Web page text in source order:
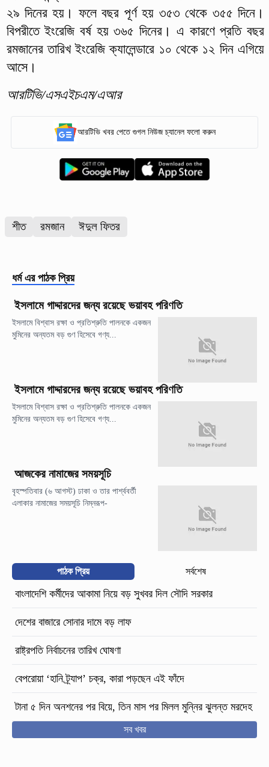
২৯ দিনের হয়। ফলে বছর পূর্ণ হয় ৩৫৩ থেকে ৩৫৫ দিনে।
বিপরীতে ইংরেজি বর্ষ হয় ৩৬৫ দিনের। এ কারণে প্রতি বছর
রমজানের তারিখ ইংরেজি ক্যালেন্ডারে ১০ থেকে ১২ দিন এগিয়ে
আসে।
আরটিভি/এসএইচএম/এআর
আরটিভি খবর পেতে গুগল নিউজ চ্যানেল ফলো করুন
শীত রমজান ঈদুল ফিতর
ধর্ম এর পাঠক প্রিয়
ইসলামে গাদ্দারদের জন্য রয়েছে ভয়াবহ পরিণতি
ইসলামে বিশ্বাস রক্ষা ও প্রতিশ্রুতি পালনকে একজন
মুমিনের অন্যতম বড় গুণ হিসেবে গণ্য...
ইসলামে গাদ্দারদের জন্য রয়েছে ভয়াবহ পরিণতি
ইসলামে বিশ্বাস রক্ষা ও প্রতিশ্রুতি পালনকে একজন
মুমিনের অন্যতম বড় গুণ হিসেবে গণ্য...
আজকের নামাজের সময়সূচি
বৃহস্পতিবার (৬ আগস্ট) ঢাকা ও তার পার্শ্ববর্তী
এলাকার নামাজের সময়সূচি নিম্নরূপ-
পাঠক প্রিয় সর্বশেষ
বাংলাদেশি কর্মীদের আকামা নিয়ে বড় সুখবর দিল সৌদি সরকার
দেশের বাজারে সোনার দামে বড় লাফ
রাষ্ট্রপতি নির্বাচনের তারিখ ঘোষণা
বেপরোয়া ‘হানি ট্র্যাপ’ চক্র, কারা পড়ছেন এই ফাঁদে
টানা ৫ দিন অনশনের পর বিয়ে, তিন মাস পর মিলল মুন্নির ঝুলন্ত মরদেহ
সব খবর